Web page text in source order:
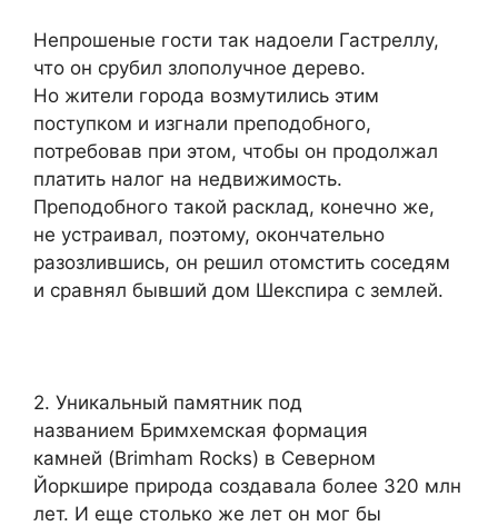
Непрошеные гости так надоели Гастреллу,
что он срубил злополучное дерево.
Но жители города возмутились этим
поступком и изгнали преподобного,
потребовав при этом, чтобы он продолжал
платить налог на недвижимость.
Преподобного такой расклад, конечно же,
не устраивал, поэтому, окончательно
разозлившись, он решил отомстить соседям
и сравнял бывший дом Шекспира с землей.
2. Уникальный памятник под
названием Бримхемская формация
камней (Brimham Rocks) в Северном
Йоркшире природа создавала более 320 млн
лет. И еще столько же лет он мог бы